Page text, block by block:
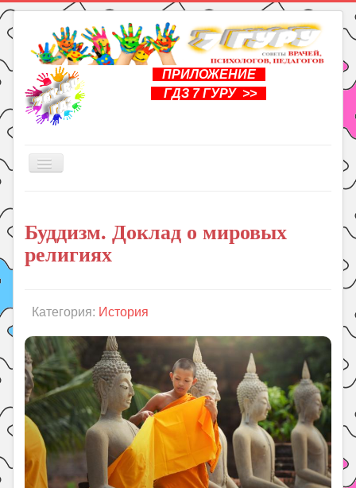
ПРИЛОЖЕНИЕ
ГДЗ 7 ГУРУ >>
Включить/
Книги
Рукоделие
Уроки
ГДЗ
Праздники
Психология
Летом!
Поиск
Буддизм. Доклад о мировых
религиях
Категория: История